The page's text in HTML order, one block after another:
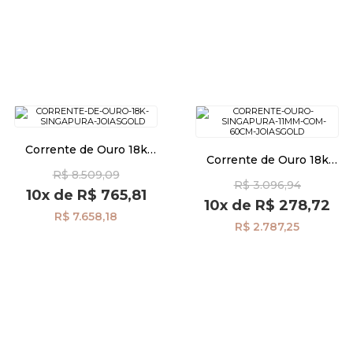
Corrente de Ouro 18k
co03668
R$ 8.509,09
10xde R$ 765,81
R$ 7.658,18
Corrente de Ouro 18k
60cm co03658
R$ 3.096,94
10x de R$ 278,72
R$ 2.787,25